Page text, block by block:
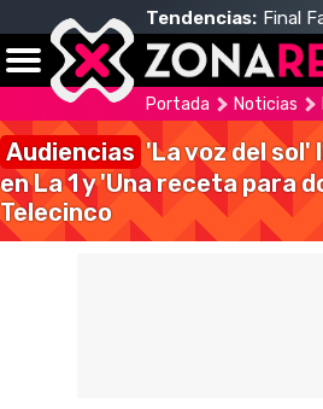
Tendencias: Final
Portada Noticias
Audiencias 'La voz del sol'
en La 1 y 'Una receta para
Telecinco